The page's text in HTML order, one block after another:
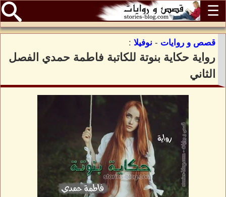
☰
قصص و روايات - نوفيلا :
رواية حكاية بنوتة للكاتبة فاطمة حمدي الفصل
الثاني